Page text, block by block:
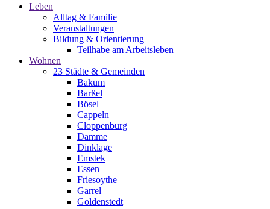
Leben
Alltag & Familie
Veranstaltungen
Bildung & Orientierung
Teilhabe am Arbeitsleben
Wohnen
23 Städte & Gemeinden
Bakum
Barßel
Bösel
Cappeln
Cloppenburg
Damme
Dinklage
Emstek
Essen
Friesoythe
Garrel
Goldenstedt